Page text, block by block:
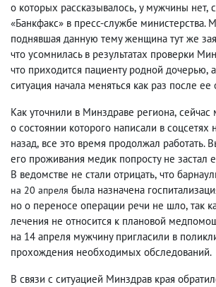
о которых рассказывалось, у мужчины нет,
«Банкфакс» в пресс-службе министерства.
поднявшая данную тему женщина тут же
что усомнилась в результатах проверки
что приходится пациенту родной дочерью,
ситуация начала меняться как раз после
Как уточнили в Минздраве региона, сейчас
о состоянии которого написали в соцсетях
назад, все это время продолжал работать.
его проживания медик попросту не застал
В ведомстве не стали отрицать, что
на 20 апреля была назначена
но о переносе операции речи не шло, так
лечения не относится к плановой
на 14 апреля мужчину пригласили в
прохождения необходимых обследований.
В связи с ситуацией Минздрав края